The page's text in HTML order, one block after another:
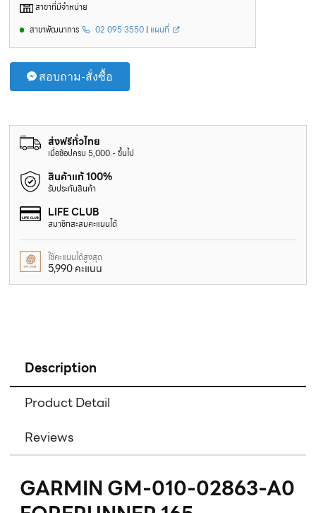
สาขาที่มีจำหน่าย
สาขาพัฒนาการ
02 095 3550| แผนที่
สอบถาม-สั่งซื้อ
ส่งฟรีทั่วไทย
เมื่อช้อปครบ 5,000.- ขึ้นไป
สินค้าแท้ 100%
รับประกันสินค้า
LIFE CLUB
สมาชิกสะสมคะแนนได้
ใช้คะแนนได้สูงสุด
5,990 คะแนน
Description
Product Detail
Reviews
GARMIN GM-010-02863-A0